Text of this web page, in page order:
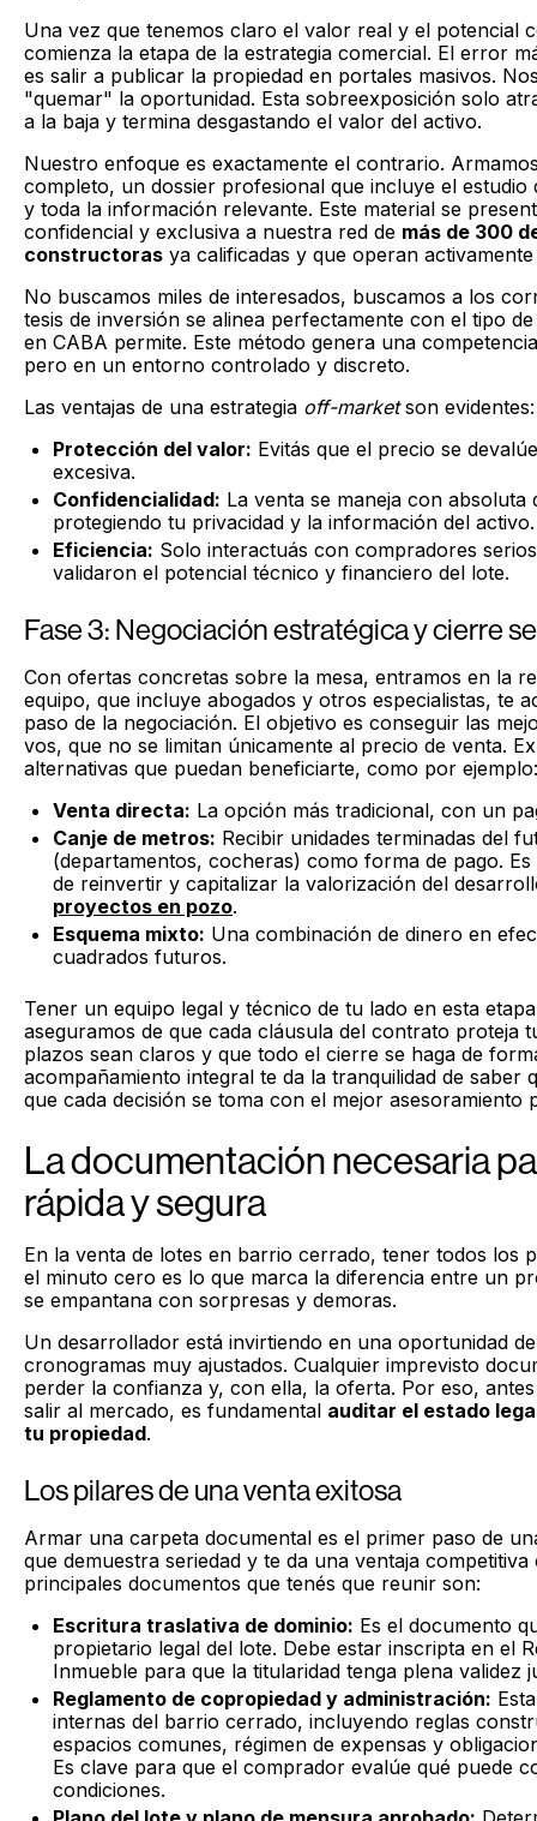
Una vez que tenemos claro el valor real y el potencial
comienza la etapa de la estrategia comercial. El error
es salir a publicar la propiedad en portales masivos.
"quemar" la oportunidad. Esta sobreexposición solo
a la baja y termina desgastando el valor del activo.
Nuestro enfoque es exactamente el contrario.
completo, un dossier profesional que incluye el estudio
y toda la información relevante. Este material se
confidencial y exclusiva a nuestra red de más de 300
constructoras ya calificadas y que operan
No buscamos miles de interesados, buscamos a los
tesis de inversión se alinea perfectamente con el tipo
en CABA permite. Este método genera una
pero en un entorno controlado y discreto.
Las ventajas de una estrategia off-marketson evidentes:
Protección del valor: Evitás que el precio se
excesiva.
Confidencialidad: La venta se maneja con absoluta
protegiendo tu privacidad y la información del activo.
Eficiencia: Solo interactuás con compradores
validaron el potencial técnico y financiero del lote.
Fase 3: Negociación estratégica y cierre
Con ofertas concretas sobre la mesa, entramos en la
equipo, que incluye abogados y otros especialistas, te
paso de la negociación. El objetivo es conseguir las
vos, que no se limitan únicamente al precio de venta.
alternativas que puedan beneficiarte, como por ejemplo:
Venta directa: La opción más tradicional, con un
Canje de metros: Recibir unidades terminadas del
(departamentos, cocheras) como forma de pago.
de reinvertir y capitalizar la valorización del
proyectos en pozo.
Esquema mixto: Una combinación de dinero en
cuadrados futuros.
Tener un equipo legal y técnico de tu lado en esta
aseguramos de que cada cláusula del contrato proteja
plazos sean claros y que todo el cierre se haga de
acompañamiento integral te da la tranquilidad de saber
que cada decisión se toma con el mejor asesoramiento
La documentación necesaria
rápida y segura
En la venta de lotes en barrio cerrado, tener todos los
el minuto cero es lo que marca la diferencia entre un
se empantana con sorpresas y demoras.
Un desarrollador está invirtiendo en una oportunidad
cronogramas muy ajustados. Cualquier imprevisto
perder la confianza y, con ella, la oferta. Por eso,
salir al mercado, es fundamental auditar el estado
tu propiedad.
Los pilares de una venta exitosa
Armar una carpeta documental es el primer paso de
que demuestra seriedad y te da una ventaja
principales documentos que tenés que reunir son:
Escritura traslativa de dominio: Es el documento
propietario legal del lote. Debe estar inscripta en el
Inmueble para que la titularidad tenga plena validez
Reglamento de copropiedad y administración:
internas del barrio cerrado, incluyendo reglas
espacios comunes, régimen de expensas y
Es clave para que el comprador evalúe qué puede
condiciones.